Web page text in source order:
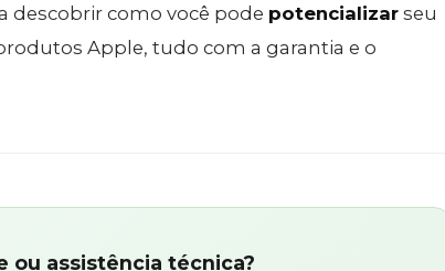
descobrir como você pode potencializar seu
Apple, tudo com a garantia e o
ou assistência técnica?